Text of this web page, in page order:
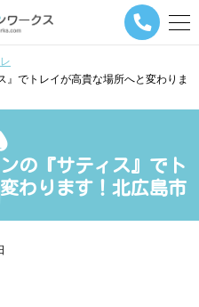
メ
ー
ビ
ョ
ン
タ
でトレイが高貴な場所へと変わりま
の『サティス』でト
わります！北広島市